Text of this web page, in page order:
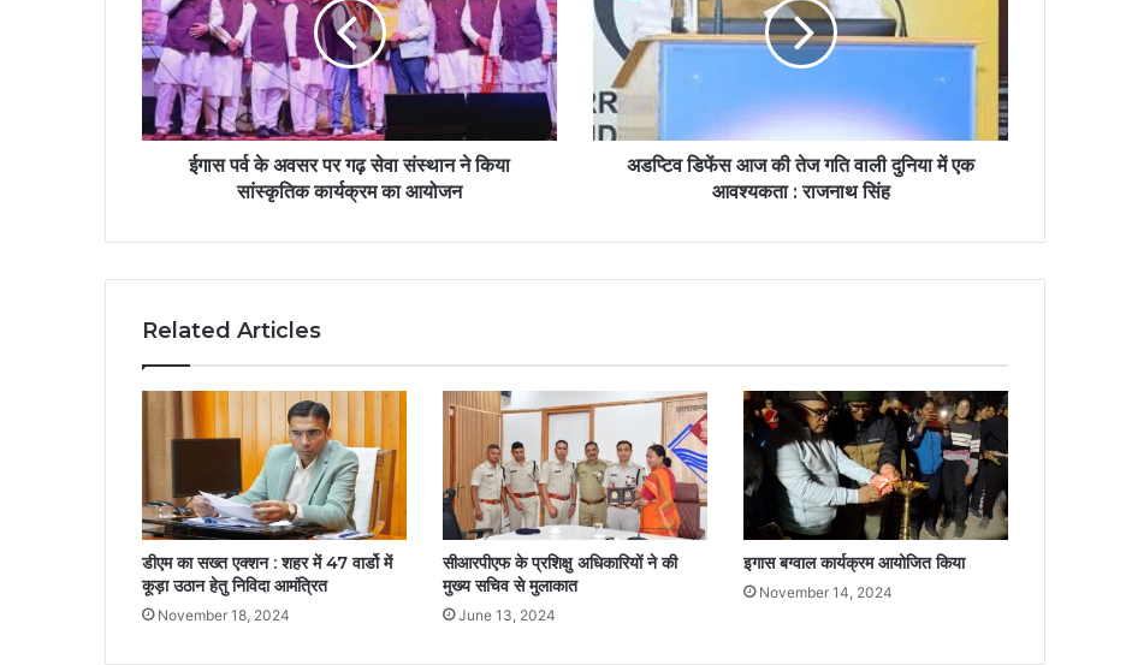
ईगास पर्व के अवसर पर गढ़ सेवा संस्थान ने किया
सांस्कृतिक कार्यक्रम का आयोजन
अडप्टिव डिफेंस आज की तेज गति वाली दुनिया में एक
आवश्यकता : राजनाथ सिंह
Related Articles
डीएम का सख्त एक्शन : शहर में 47 वार्डो में
कूड़ा उठान हेतु निविदा आमंत्रित
November 18, 2024
सीआरपीएफ के प्रशिक्षु अधिकारियों ने की
मुख्य सचिव से मुलाकात
June 13, 2024
इगास बग्वाल कार्यक्रम आयोजित किया
November 14, 2024